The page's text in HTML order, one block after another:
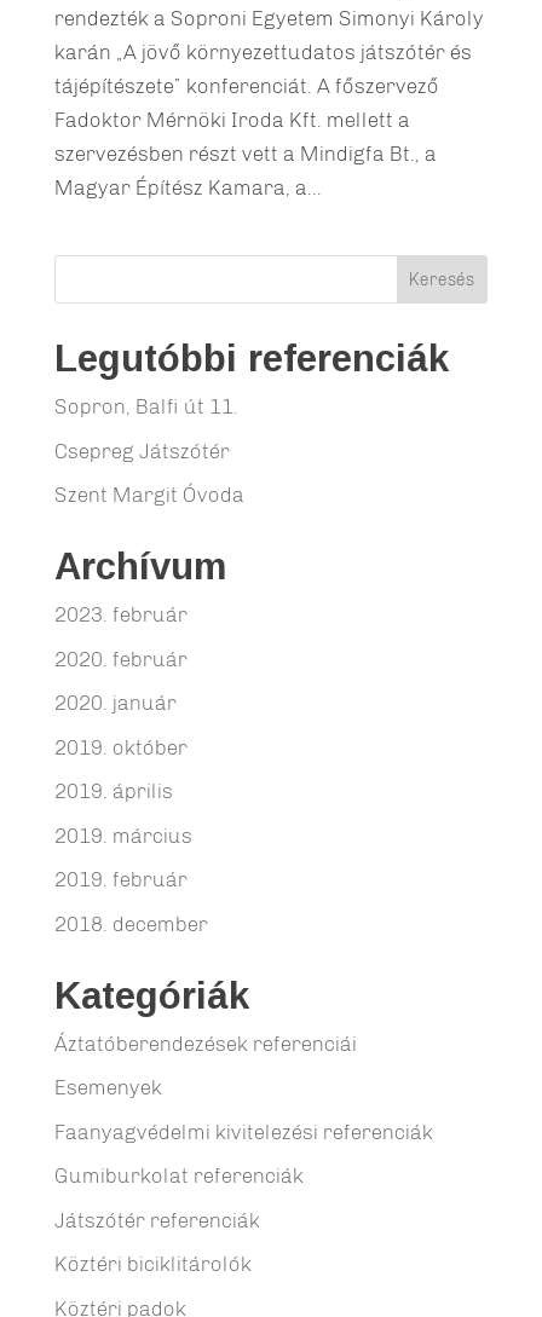
rendezték a Soproni Egyetem Simonyi Károly
karán „A jövő környezettudatos játszótér és
tájépítészete” konferenciát. A főszervező
Fadoktor Mérnöki Iroda Kft. mellett a
szervezésben részt vett a Mindigfa Bt., a
Magyar Építész Kamara, a...
Legutóbbi referenciák
Sopron, Balfi út 11.
Csepreg Játszótér
Szent Margit Óvoda
Archívum
2023. február
2020. február
2020. január
2019. október
2019. április
2019. március
2019. február
2018. december
Kategóriák
Áztatóberendezések referenciái
Esemenyek
Faanyagvédelmi kivitelezési referenciák
Gumiburkolat referenciák
Játszótér referenciák
Köztéri biciklitárolók
Köztéri padok